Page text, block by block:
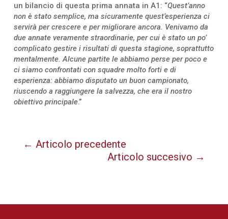
un bilancio di questa prima annata in A1: “Quest’anno
non è stato semplice, ma sicuramente quest’esperienza ci
servirà per crescere e per migliorare ancora. Venivamo da
due annate veramente straordinarie, per cui è stato un po’
complicato gestire i risultati di questa stagione, soprattutto
mentalmente. Alcune partite le abbiamo perse per poco e
ci siamo confrontati con squadre molto forti e di
esperienza: abbiamo disputato un buon campionato,
riuscendo a raggiungere la salvezza, che era il nostro
obiettivo principale.”
← Articolo precedente
Articolo succesivo →